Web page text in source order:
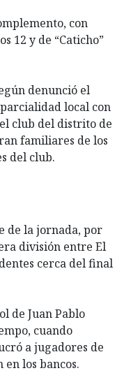
con
12 y de “Caticho”
denunció el
local con
club del distrito de
familiares de los
del club.
de la jornada, por
división entre El
cerca del final
de Juan Pablo
cuando
a jugadores de
en los bancos.